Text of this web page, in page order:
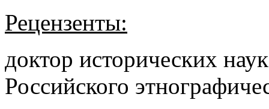
Рецензенты:
доктор исторических
Российского